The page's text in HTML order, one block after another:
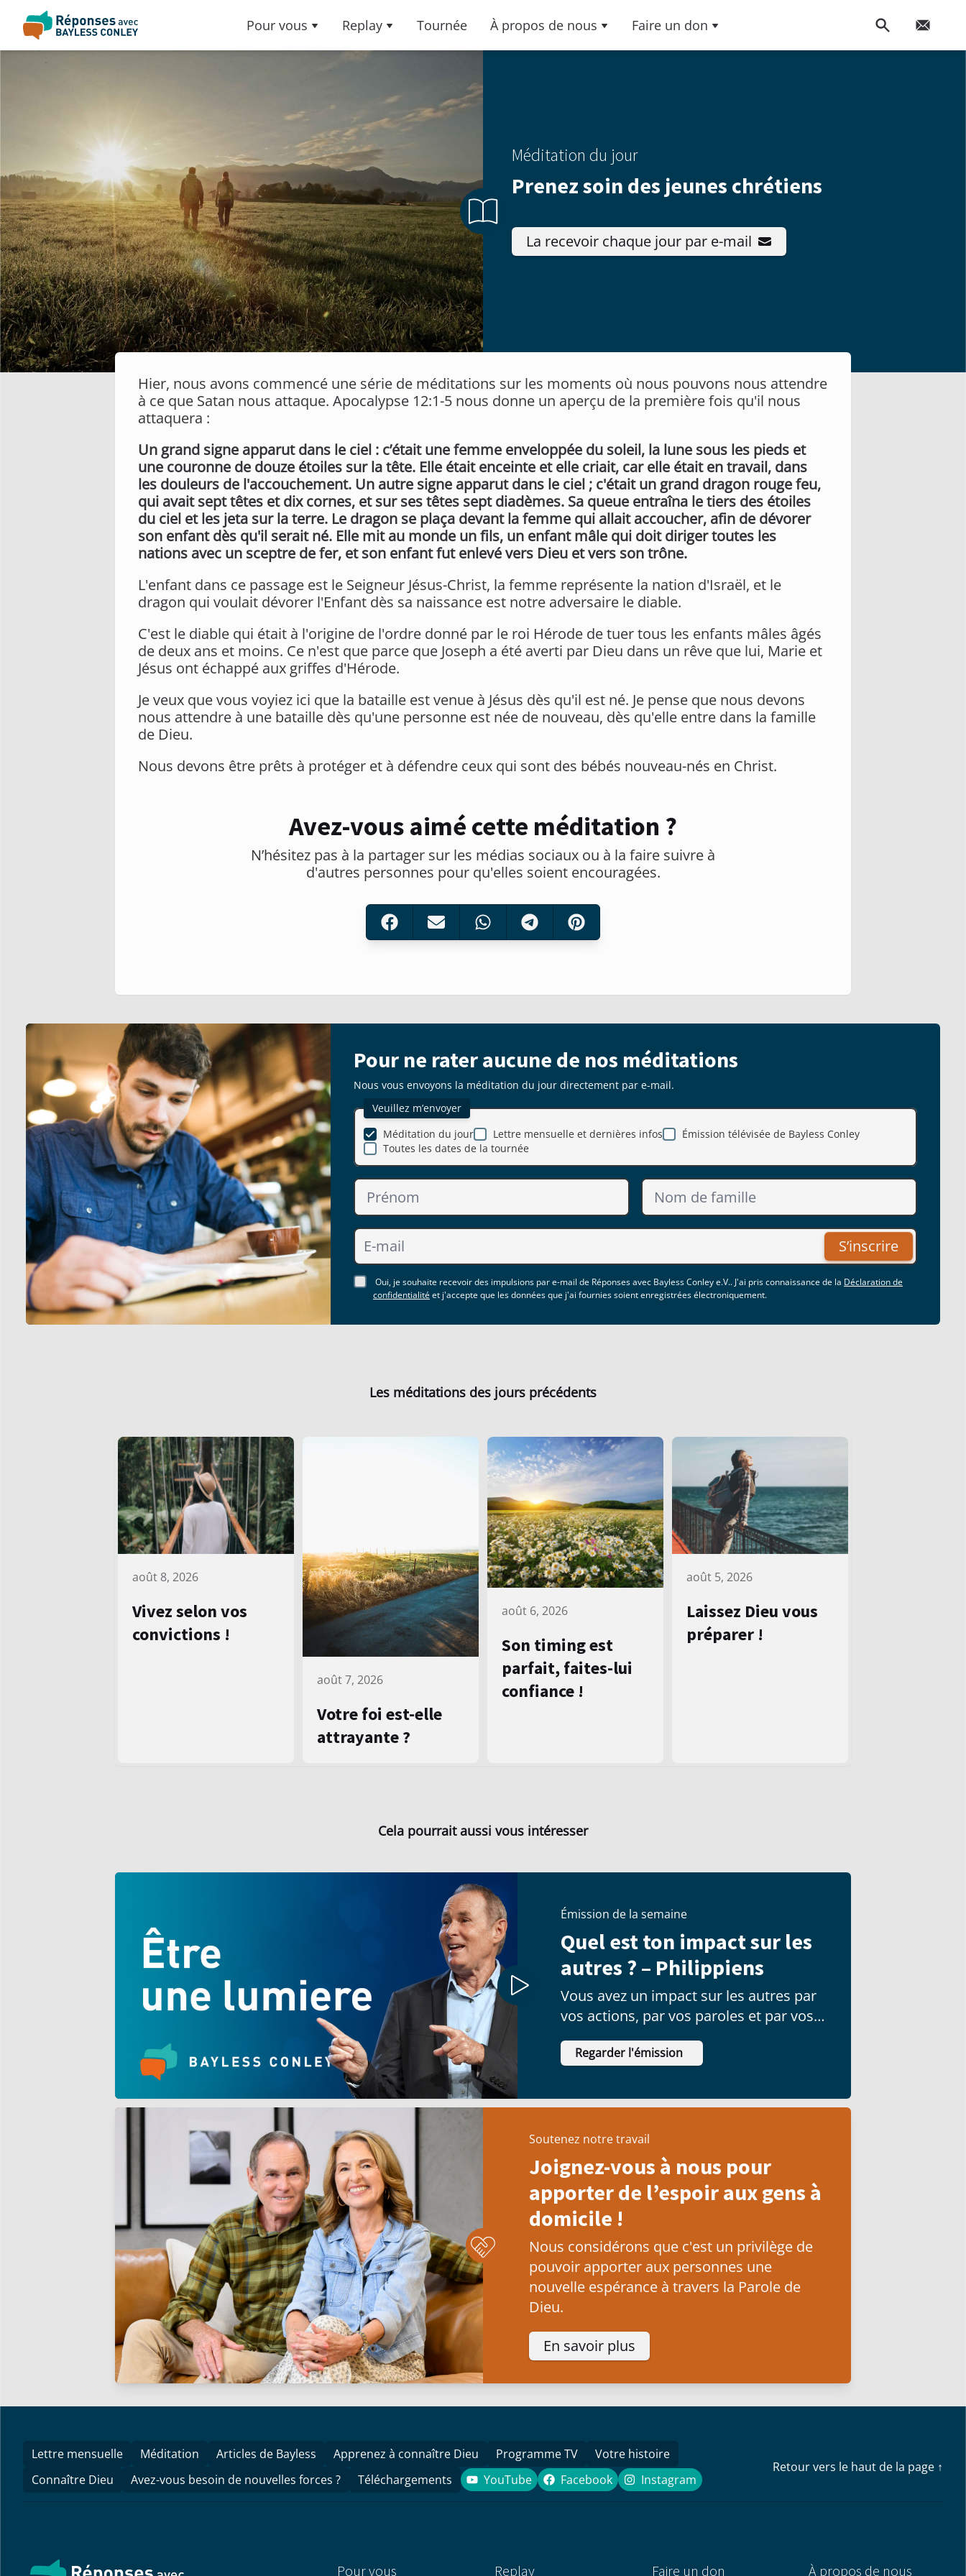
Pour vous Replay Tournée À propos de nous Faire un don
Méditation du jour
Prenez soin des jeunes chrétiens
La recevoir chaque jour par e-mail
Hier, nous avons commencé une série de méditations sur les moments où nous pouvons nous attendre
à ce que Satan nous attaque. Apocalypse 12:1-5 nous donne un aperçu de la première fois qu'il nous
attaquera :
Un grand signe apparut dans le ciel : c’était une femme enveloppée du soleil, la lune sous les pieds et
une couronne de douze étoiles sur la tête. Elle était enceinte et elle criait, car elle était en travail, dans
les douleurs de l'accouchement. Un autre signe apparut dans le ciel ; c'était un grand dragon rouge feu,
qui avait sept têtes et dix cornes, et sur ses têtes sept diadèmes. Sa queue entraîna le tiers des étoiles
du ciel et les jeta sur la terre. Le dragon se plaça devant la femme qui allait accoucher, afin de dévorer
son enfant dès qu'il serait né. Elle mit au monde un fils, un enfant mâle qui doit diriger toutes les
nations avec un sceptre de fer, et son enfant fut enlevé vers Dieu et vers son trône.
L'enfant dans ce passage est le Seigneur Jésus-Christ, la femme représente la nation d'Israël, et le
dragon qui voulait dévorer l'Enfant dès sa naissance est notre adversaire le diable.
C'est le diable qui était à l'origine de l'ordre donné par le roi Hérode de tuer tous les enfants mâles âgés
de deux ans et moins. Ce n'est que parce que Joseph a été averti par Dieu dans un rêve que lui, Marie et
Jésus ont échappé aux griffes d'Hérode.
Je veux que vous voyiez ici que la bataille est venue à Jésus dès qu'il est né. Je pense que nous devons
nous attendre à une bataille dès qu'une personne est née de nouveau, dès qu'elle entre dans la famille
de Dieu.
Nous devons être prêts à protéger et à défendre ceux qui sont des bébés nouveau-nés en Christ.
Avez-vous aimé cette méditation ?
N’hésitez pas à la partager sur les médias sociaux ou à la faire suivre à
d'autres personnes pour qu'elles soient encouragées.
Pour ne rater aucune de nos méditations
Nous vous envoyons la méditation du jour directement par e-mail.
Veuillez m’envoyer
Lettre mensuelle et dernières infos
Méditation du jour
Émission télévisée de Bayless Conley
Toutes les dates de la tournée
S’inscrire
Oui, je souhaite recevoir des impulsions par e-mail de Réponses avec Bayless Conley e.V.. J'ai pris connaissance de la Déclaration de
confidentialitéet j'accepte que les données que j'ai fournies soient enregistrées électroniquement.
Les méditations des jours précédents
août 8, 2026
Vivez selon vos
convictions !
août 7, 2026
Votre foi est-elle
attrayante ?
août 6, 2026
Son timing est
parfait, faites-lui
confiance !
août 5, 2026
Laissez Dieu vous
préparer !
Cela pourrait aussi vous intéresser
Émission de la semaine
Quel est ton impact sur les
autres ? – Philippiens
Vous avez un impact sur les autres par
vos actions, par vos paroles et par vos
décisions.
Regarder l'émission
Soutenez notre travail
Joignez-vous à nous pour
apporter de l’espoir aux gens à
domicile !
Nous considérons que c'est un privilège de
pouvoir apporter aux personnes une
nouvelle espérance à travers la Parole de
Dieu.
En savoir plus
Lettre mensuelle Méditation Articles de Bayless Apprenez à connaître Dieu Programme TV
Votre histoire
Connaître Dieu
Avez-vous besoin de nouvelles forces ? Téléchargements YouTube
YouTube Facebook
Facebook Instagram
Instagram
Retour vers le haut de la page ↑
Pour vous Replay Faire un don À propos de nous